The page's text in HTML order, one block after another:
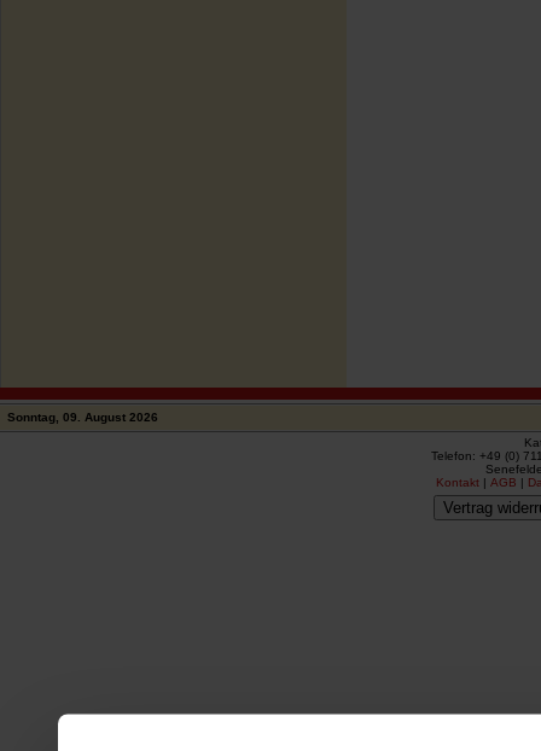
Sonntag, 09. August 2026
Telefon: +49 (0)
Kontakt |AGB |
Vertrag